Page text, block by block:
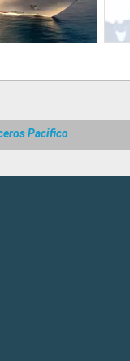
Pacifico